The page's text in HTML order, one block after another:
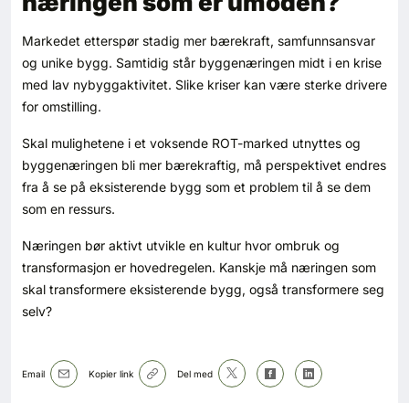
Markedet etterspør stadig mer bærekraft, samfunnsansvar
og unike bygg. Samtidig står byggenæringen midt i en krise
med lav nybyggaktivitet. Slike kriser kan være sterke drivere
for omstilling.
Skal mulighetene i et voksende ROT-marked utnyttes og
byggenæringen bli mer bærekraftig, må perspektivet endres
fra å se på eksisterende bygg som et problem til å se dem
som en ressurs.
Næringen bør aktivt utvikle en kultur hvor ombruk og
transformasjon er hovedregelen. Kanskje må næringen som
skal transformere eksisterende bygg, også transformere seg
selv?
Email Kopier link Del med